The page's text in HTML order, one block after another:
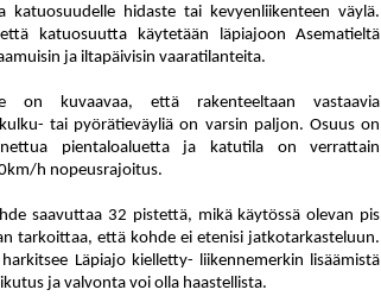
katuosuudelle hidaste tai kevyenliikenteen väylä.
katuosuutta käytetään läpiajoon Asematieltä
ja iltapäivisin vaaratilanteita.
on kuvaavaa, että rakenteeltaan vastaavia
tai pyörätieväyliä on varsin paljon. Osuus on
pientaloaluetta ja katutila on verrattain
h nopeusrajoitus.
saavuttaa 32 pistettä, mikä käytössä olevan pis
tarkoittaa, että kohde ei etenisi jatkotarkasteluun.
Läpiajo kielletty- liikennemerkin lisäämistä
ja valvonta voi olla haastellista.